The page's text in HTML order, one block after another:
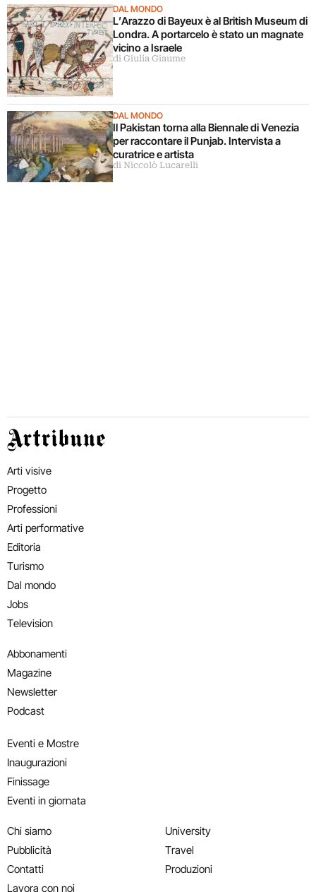
DAL MONDO
L’Arazzo di Bayeux è al British Museum di
Londra. A portarcelo è stato un magnate
vicino a Israele
di Giulia Giaume
DAL MONDO
Il Pakistan torna alla Biennale di Venezia
per raccontare il Punjab. Intervista a
curatrice e artista
di Niccolò Lucarelli
Artribune
Arti visive
Progetto
Professioni
Arti performative
Editoria
Turismo
Dal mondo
Jobs
Television
Abbonamenti
Magazine
Newsletter
Podcast
Eventi e Mostre
Inaugurazioni
Finissage
Eventi in giornata
Chi siamo
Pubblicità
Contatti
Lavora con noi
University
Travel
Produzioni